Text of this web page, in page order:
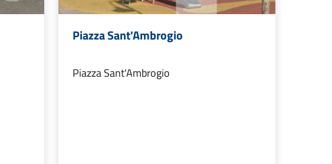
Piazza Sant'Ambrogio
Piazza Sant'Ambrogio